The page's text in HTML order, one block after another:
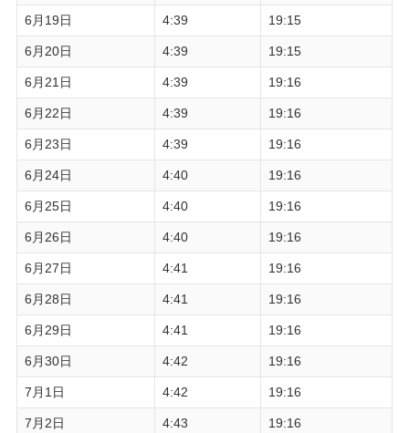
6月19日 4:39 19:15
6月20日 4:39 19:15
6月21日 4:39 19:16
6月22日 4:39 19:16
6月23日 4:39 19:16
6月24日 4:40 19:16
6月25日 4:40 19:16
6月26日 4:40 19:16
6月27日 4:41 19:16
6月28日 4:41 19:16
6月29日 4:41 19:16
6月30日 4:42 19:16
7月1日 4:42 19:16
7月2日 4:43 19:16